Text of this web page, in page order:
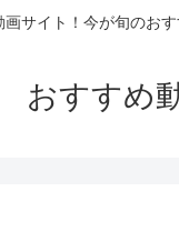
画サイト！今が旬のお
おすすめ